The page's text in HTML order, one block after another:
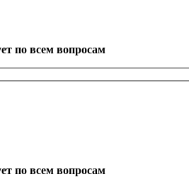
по всем вопросам
по всем вопросам